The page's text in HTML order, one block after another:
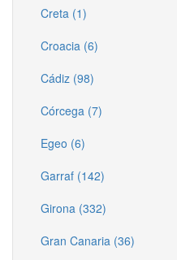
Creta (1)
Croacia (6)
Cádiz (98)
Córcega (7)
Egeo (6)
Garraf (142)
Girona (332)
Gran Canaria (36)